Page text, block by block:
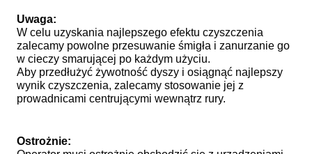
Uwaga:
W celu uzyskania najlepszego efektu czyszczenia
zalecamy powolne przesuwanie śmigła i zanurzanie go
w cieczy smarującej po każdym użyciu.
Aby przedłużyć żywotność dyszy i osiągnąć najlepszy
wynik czyszczenia, zalecamy stosowanie jej z
prowadnicami centrującymi wewnątrz rury.
Ostrożnie: